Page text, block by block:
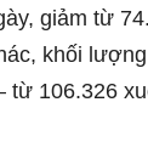
giảm từ
khối
từ 106.326